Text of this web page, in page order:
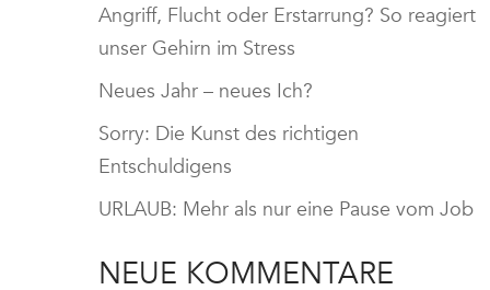
Angriff, Flucht oder Erstarrung? So reagiert
unser Gehirn im Stress
Neues Jahr – neues Ich?
Sorry: Die Kunst des richtigen
Entschuldigens
URLAUB: Mehr als nur eine Pause vom Job
NEUE KOMMENTARE